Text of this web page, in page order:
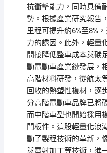
抗衝擊能力，同時具備
勢。根據產業研究報告
里程可提升約6%至8%
力的誘因。此外，輕量
間接降低整車成本與碳
動電動車產業鏈發展，
高階材料研發，從航太
回收的熱塑性複材，逐
分高階電動車品牌已將
而中階車型也開始採用
門板件。這股輕量化浪
動了製程技術的革新，
與雷射加工等技術，進